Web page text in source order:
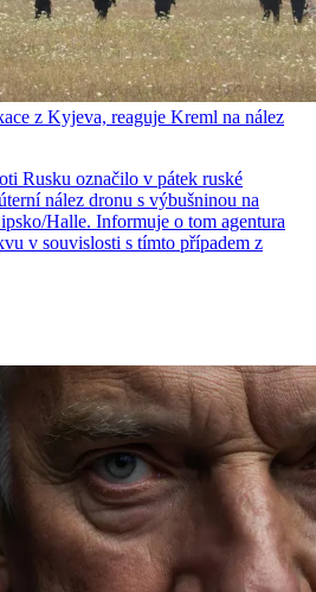
z Kyjeva, reaguje Kreml na nález
Rusku označilo v pátek ruské
nález dronu s výbušninou na
Halle. Informuje o tom agentura
v souvislosti s tímto případem z